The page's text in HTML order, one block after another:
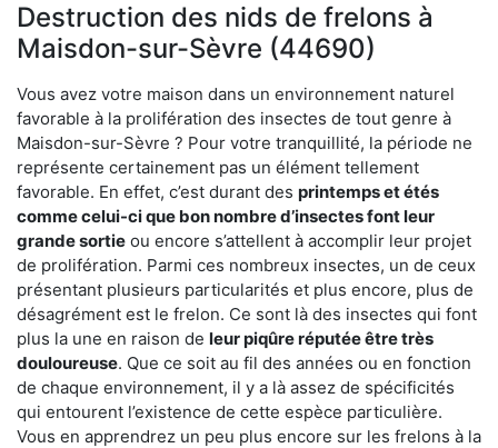
Destruction des nids de frelons à
Maisdon-sur-Sèvre (44690)
Vous avez votre maison dans un environnement naturel
favorable à la prolifération des insectes de tout genre à
Maisdon-sur-Sèvre ? Pour votre tranquillité, la période ne
représente certainement pas un élément tellement
favorable. En effet, c’est durant des printemps et étés
comme celui-ci que bon nombre d’insectes font leur
grande sortie ou encore s’attellent à accomplir leur projet
de prolifération. Parmi ces nombreux insectes, un de ceux
présentant plusieurs particularités et plus encore, plus de
désagrément est le frelon. Ce sont là des insectes qui font
plus la une en raison de leur piqûre réputée être très
douloureuse. Que ce soit au fil des années ou en fonction
de chaque environnement, il y a là assez de spécificités
qui entourent l’existence de cette espèce particulière.
Vous en apprendrez un peu plus encore sur les frelons à la